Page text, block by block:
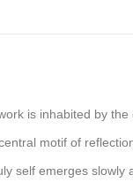
is inhabited by the
motif of
self emerges slowly